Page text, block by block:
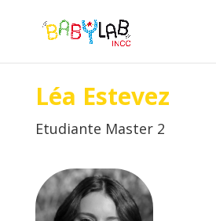
Léa Estevez
Etudiante Master 2